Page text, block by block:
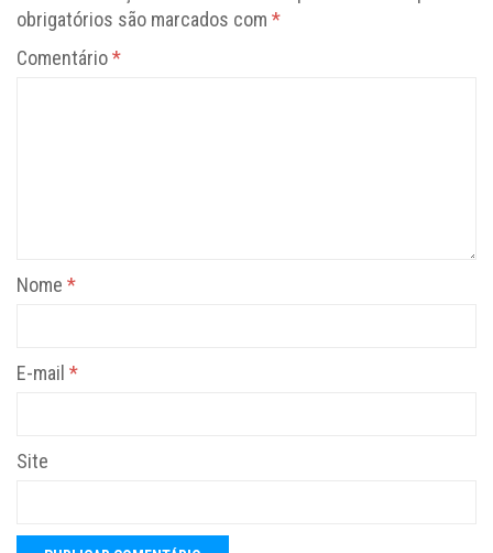
obrigatórios são marcados com *
Comentário*
Nome *
E-mail *
Site